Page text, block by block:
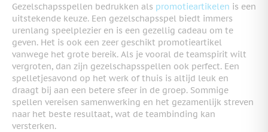
Gezelschapsspellen bedrukken als promotieartikelen is een
uitstekende keuze. Een gezelschapsspel biedt immers
urenlang speelplezier en is een gezellig cadeau om te
geven. Het is ook een zeer geschikt promotieartikel
vanwege het grote bereik. Als je vooral de teamspirit wilt
vergroten, dan zijn gezelschapsspellen ook perfect. Een
spelletjesavond op het werk of thuis is altijd leuk en
draagt bij aan een betere sfeer in de groep. Sommige
spellen vereisen samenwerking en het gezamenlijk streven
naar het beste resultaat, wat de teambinding kan
versterken.